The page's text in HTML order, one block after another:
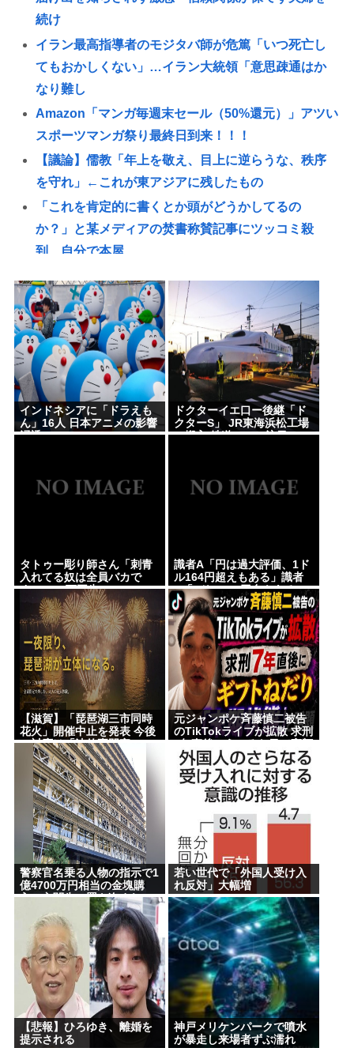
続け
イラン最高指導者のモジタバ師が危篤「いつ死亡し
てもおかしくない」…イラン大統領「意思疎通はか
なり難し
Amazon「マンガ毎週末セール（50%還元）」アツい
スポーツマンガ祭り最終日到来！！！
【議論】儒教「年上を敬え、目上に逆らうな、秩序
を守れ」←これが東アジアに残したもの
「これを肯定的に書くとか頭がどうかしてるの
か？」と某メディアの焚書称賛記事にツッコミ殺
到、自分で本屋
す」→30万再生www
識者A「円は過大評価、1ドル164円超えもある」識
者B「1ドル140円台もある」どっちなの
若い世代で「外国人受け入れ反対」大幅増
【悲報】ひろゆき、離婚を提示される
鉄拳8の世界大会で謎のパキスタン人が韓国最強プレ
売られる理由を初心者向けに解説
adhdとの旅行、大変すぎておわるwww
阿波おどりで女性の体強調した無断動画拡散、憤る
踊り手「悲しいし気持ち悪い」…悪質なケースは警
察への相談検討
初めてソープランド行った感想を教えて
Powered by livedoor 相互RSS
インドネシアに「ドラえも
ん」16人 日本アニメの影響
浸透
ドクターイエ口ー後継「ド
クターS」 JR東海浜松工場
に搬入 鉄道ファン注目
タトゥー彫り師さん「刺青
入れてる奴は全員バカで
す」→30万再生www
識者A「円は過大評価、1ド
ル164円超えもある」識者
B「1ドル140円台もある」
どっちなの
【滋賀】「琵琶湖三市同時
花火」開催中止を発表 今後
の対応は「法的専門家への
相談を行いながら」3市が関
与否定
元ジャンポケ斉藤慎二被告
のTikTokライブが拡散 求刑
ギフトねだり続け「精神的
に限界」「末期状態」と話
題
警察官名乗る人物の指示で1
億4700万円相当の金塊購
入、玄関先に置き盗まれ
る…埼玉の89歳女性
若い世代で「外国人受け入
れ反対」大幅増
【悲報】ひろゆき、離婚を
提示される
神戸メリケンパークで噴水
が暴走し来場者ずぶ濡れ